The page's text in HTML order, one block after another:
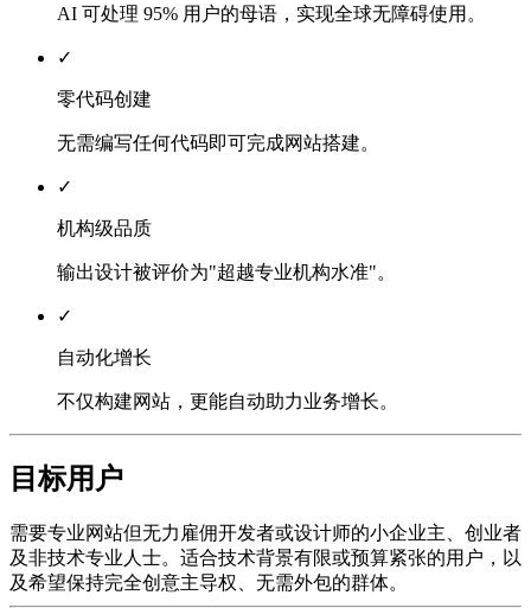
AI 可处理 95% 用户的母语，实现全球无障碍使用。
✓
零代码创建
无需编写任何代码即可完成网站搭建。
✓
机构级品质
输出设计被评价为"超越专业机构水准"。
✓
自动化增长
不仅构建网站，更能自动助力业务增长。
目标用户
需要专业网站但无力雇佣开发者或设计师的小企业主、创业者
及非技术专业人士。适合技术背景有限或预算紧张的用户，以
及希望保持完全创意主导权、无需外包的群体。